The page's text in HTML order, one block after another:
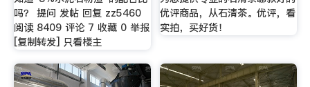
吗？ 提问 发帖 回复 zz5460
阅读 8409 评论 7 收藏 0 举报
[复制转发] 只看楼主
优评商品，从石清茶。优评，看
实拍，买好货！